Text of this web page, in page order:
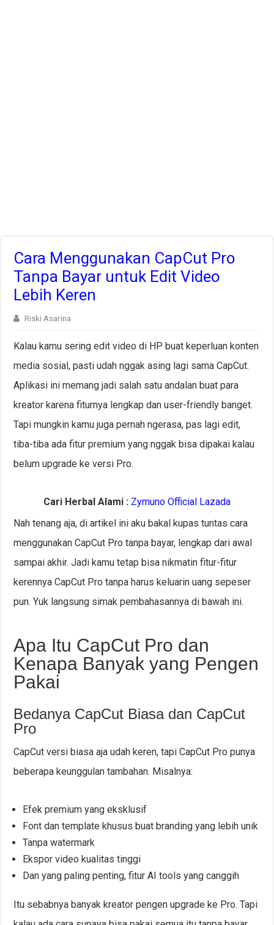
Cara Menggunakan CapCut Pro
Tanpa Bayar untuk Edit Video
Lebih Keren
Riski Asarina
Kalau kamu sering edit video di HP buat keperluan konten
media sosial, pasti udah nggak asing lagi sama CapCut.
Aplikasi ini memang jadi salah satu andalan buat para
kreator karena fiturnya lengkap dan user-friendly banget.
Tapi mungkin kamu juga pernah ngerasa, pas lagi edit,
tiba-tiba ada fitur premium yang nggak bisa dipakai kalau
belum upgrade ke versi Pro.
Cari Herbal Alami : Zymuno Official Lazada
Nah tenang aja, di artikel ini aku bakal kupas tuntas cara
menggunakan CapCut Pro tanpa bayar, lengkap dari awal
sampai akhir. Jadi kamu tetap bisa nikmatin fitur-fitur
kerennya CapCut Pro tanpa harus keluarin uang sepeser
pun. Yuk langsung simak pembahasannya di bawah ini.
Apa Itu CapCut Pro dan
Kenapa Banyak yang Pengen
Pakai
Bedanya CapCut Biasa dan CapCut
Pro
CapCut versi biasa aja udah keren, tapi CapCut Pro punya
beberapa keunggulan tambahan. Misalnya:
Efek premium yang eksklusif
Font dan template khusus buat branding yang lebih unik
Tanpa watermark
Ekspor video kualitas tinggi
Dan yang paling penting, fitur AI tools yang canggih
Itu sebabnya banyak kreator pengen upgrade ke Pro. Tapi